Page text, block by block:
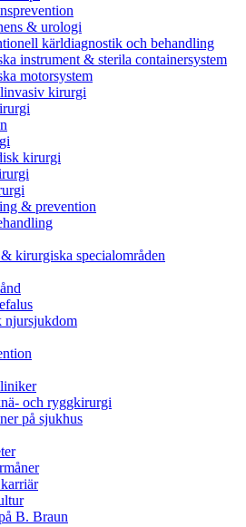
& urologi
kärldiagnostik och behandling
instrument & sterila containersystem
motorsystem
kirurgi
kirurgi
& prevention
kirurgiska specialområden
njursjukdom
och ryggkirurgi
på sjukhus
B. Braun